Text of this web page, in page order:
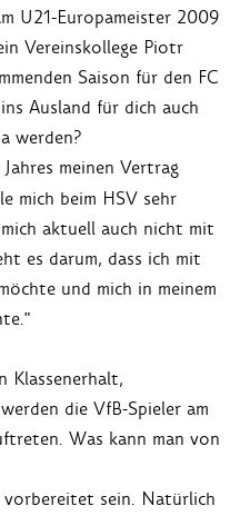
U21-Europameister 2009
Vereinskollege Piotr
Saison für den FC
Ausland für dich auch
werden?
meinen Vertrag
mich beim HSV sehr
aktuell auch nicht mit
es darum, dass ich mit
und mich in meinem
Klassenerhalt,
die VfB-Spieler am
Was kann man von
sein. Natürlich